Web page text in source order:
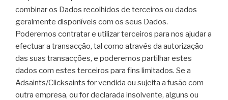
combinar os Dados recolhidos de terceiros ou dados
geralmente disponíveis com os seus Dados.
Poderemos contratar e utilizar terceiros para nos ajudar a
efectuar a transacção, tal como através da autorização
das suas transacções, e poderemos partilhar estes
dados com estes terceiros para fins limitados. Se a
Adsaints/Clicksaints for vendida ou sujeita a fusão com
outra empresa, ou for declarada insolvente, alguns ou